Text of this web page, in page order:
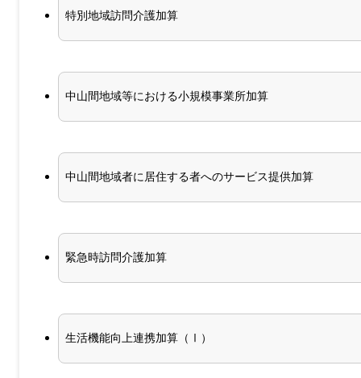
特別地域訪問介護加算
中山間地域等における小規模事業所加算
中山間地域者に居住する者へのサービス提供加算
緊急時訪問介護加算
生活機能向上連携加算（Ⅰ）